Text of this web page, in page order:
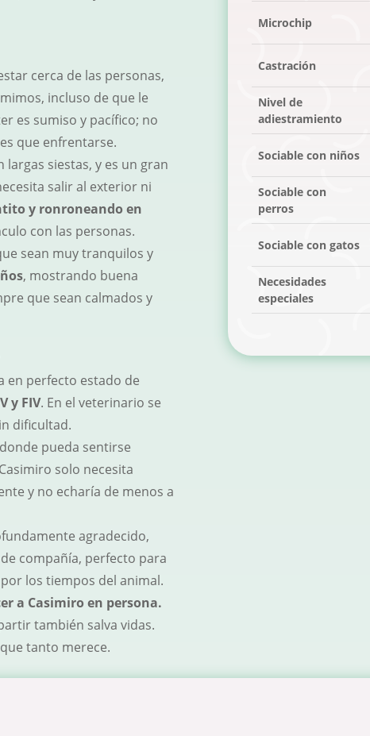
cerca de las personas,
incluso de que le
es sumiso y pacífico; no
que enfrentarse.
siestas, y es un gran
salir al exterior ni
y ronroneando en
con las personas.
sean muy tranquilos y
, mostrando buena
que sean calmados y
en perfecto estado de
y FIV. En el veterinario se
dificultad.
pueda sentirse
solo necesita
y no echaría de menos a
agradecido,
compañía, perfecto para
los tiempos del animal.
a Casimiro en persona.
también salva vidas.
tanto merece.
Microchip
Castración
Nivel de
adiestramiento
Sociable con niños
Sociable con
perros
Sociable con gatos
Necesidades
especiales